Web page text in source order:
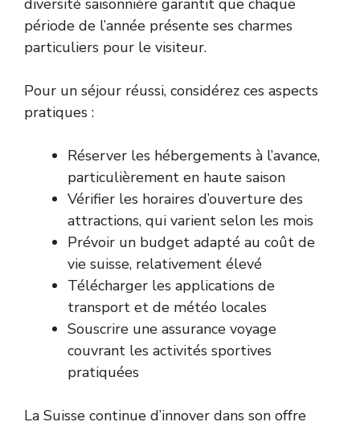
diversité saisonnière garantit que chaque
période de l’année présente ses charmes
particuliers pour le visiteur.
Pour un séjour réussi, considérez ces aspects
pratiques :
Réserver les hébergements à l’avance,
particulièrement en haute saison
Vérifier les horaires d’ouverture des
attractions, qui varient selon les mois
Prévoir un budget adapté au coût de
vie suisse, relativement élevé
Télécharger les applications de
transport et de météo locales
Souscrire une assurance voyage
couvrant les activités sportives
pratiquées
La Suisse continue d’innover dans son offre